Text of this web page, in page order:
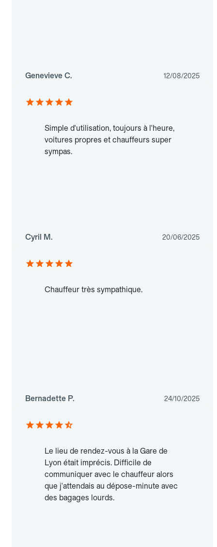
Genevieve C. 12/08/2025
Simple d'utilisation, toujours à l'heure,
voitures propres et chauffeurs super
sympas.
Cyril M. 20/06/2025
Chauffeur très sympathique.
Bernadette P. 24/10/2025
Le lieu de rendez-vous à la Gare de
Lyon était imprécis. Difficile de
communiquer avec le chauffeur alors
que j'attendais au dépose-minute avec
des bagages lourds.